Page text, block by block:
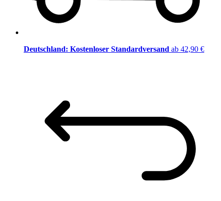
Deutschland: Kostenloser Standardversand ab 42,90 €